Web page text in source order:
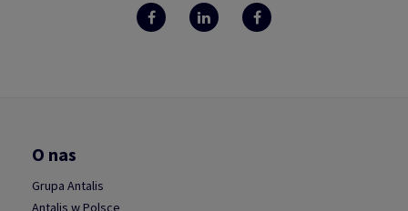
O nas
Grupa Antalis
Antalis w Polsce